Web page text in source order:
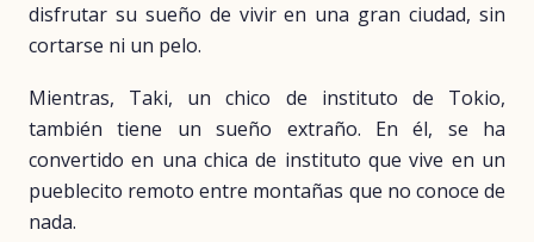
disfrutar su sueño de vivir en una gran ciudad, sin
cortarse ni un pelo.
Mientras, Taki, un chico de instituto de Tokio,
también tiene un sueño extraño. En él, se ha
convertido en una chica de instituto que vive en un
pueblecito remoto entre montañas que no conoce de
nada.